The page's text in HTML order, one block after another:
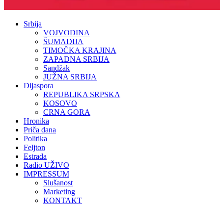
Srbija
VOJVODINA
ŠUMADIJA
TIMOČKA KRAJINA
ZAPADNA SRBIJA
Sandžak
JUŽNA SRBIJA
Dijaspora
REPUBLIKA SRPSKA
KOSOVO
CRNA GORA
Hronika
Priča dana
Politika
Feljton
Estrada
Radio UŽIVO
IMPRESSUM
Slušanost
Marketing
KONTAKT